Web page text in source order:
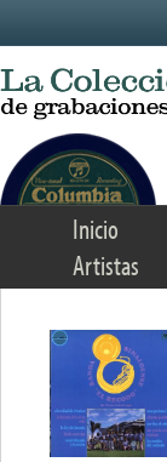
Inicio
Artistas